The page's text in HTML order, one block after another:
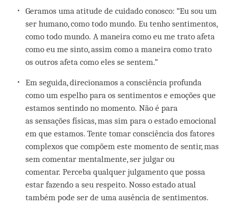
Geramos uma atitude de cuidado conosco: “Eu sou um
ser humano, como todo mundo. Eu tenho sentimentos,
como todo mundo. A maneira como eu me trato afeta
como eu me sinto, assim como a maneira como trato
os outros afeta como eles se sentem.”
Em seguida, direcionamos a consciência profunda
como um espelho para os sentimentos e emoções que
estamos sentindo no momento. Não é para
as sensações físicas, mas sim para o estado emocional
em que estamos. Tente tomar consciência dos fatores
complexos que compõem este momento de sentir, mas
sem comentar mentalmente, ser julgar ou
comentar. Perceba qualquer julgamento que possa
estar fazendo a seu respeito. Nosso estado atual
também pode ser de uma ausência de sentimentos.